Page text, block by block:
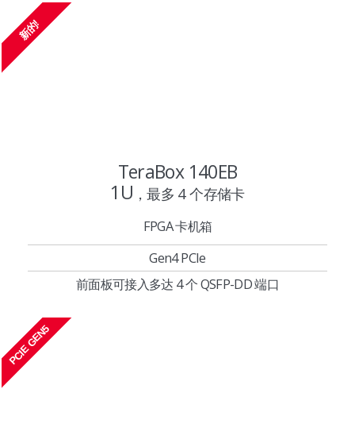
TeraBox 140EB
1U ，最多 4 个存储卡
FPGA 卡机箱
Gen4 PCIe
前面板可接入多达 4 个 QSFP-DD 端口
新的!
PCIE GEN5